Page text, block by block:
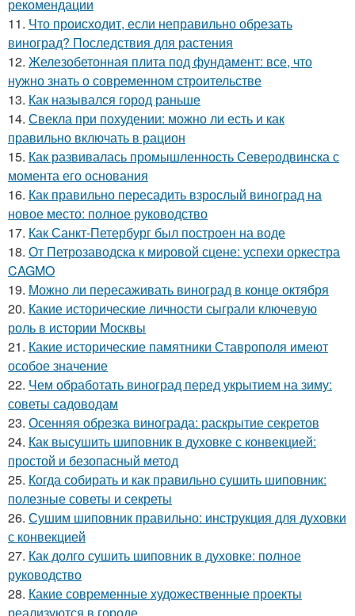
рекомендации
11. Что происходит, если неправильно обрезать
виноград? Последствия для растения
12. Железобетонная плита под фундамент: все, что
нужно знать о современном строительстве
13. Как назывался город раньше
14. Свекла при похудении: можно ли есть и как
правильно включать в рацион
15. Как развивалась промышленность Северодвинска с
момента его основания
16. Как правильно пересадить взрослый виноград на
новое место: полное руководство
17. Как Санкт-Петербург был построен на воде
18. От Петрозаводска к мировой сцене: успехи оркестра
CAGMO
19. Можно ли пересаживать виноград в конце октября
20. Какие исторические личности сыграли ключевую
роль в истории Москвы
21. Какие исторические памятники Ставрополя имеют
особое значение
22. Чем обработать виноград перед укрытием на зиму:
советы садоводам
23. Осенняя обрезка винограда: раскрытие секретов
24. Как высушить шиповник в духовке с конвекцией:
простой и безопасный метод
25. Когда собирать и как правильно сушить шиповник:
полезные советы и секреты
26. Сушим шиповник правильно: инструкция для духовки
с конвекцией
27. Как долго сушить шиповник в духовке: полное
руководство
28. Какие современные художественные проекты